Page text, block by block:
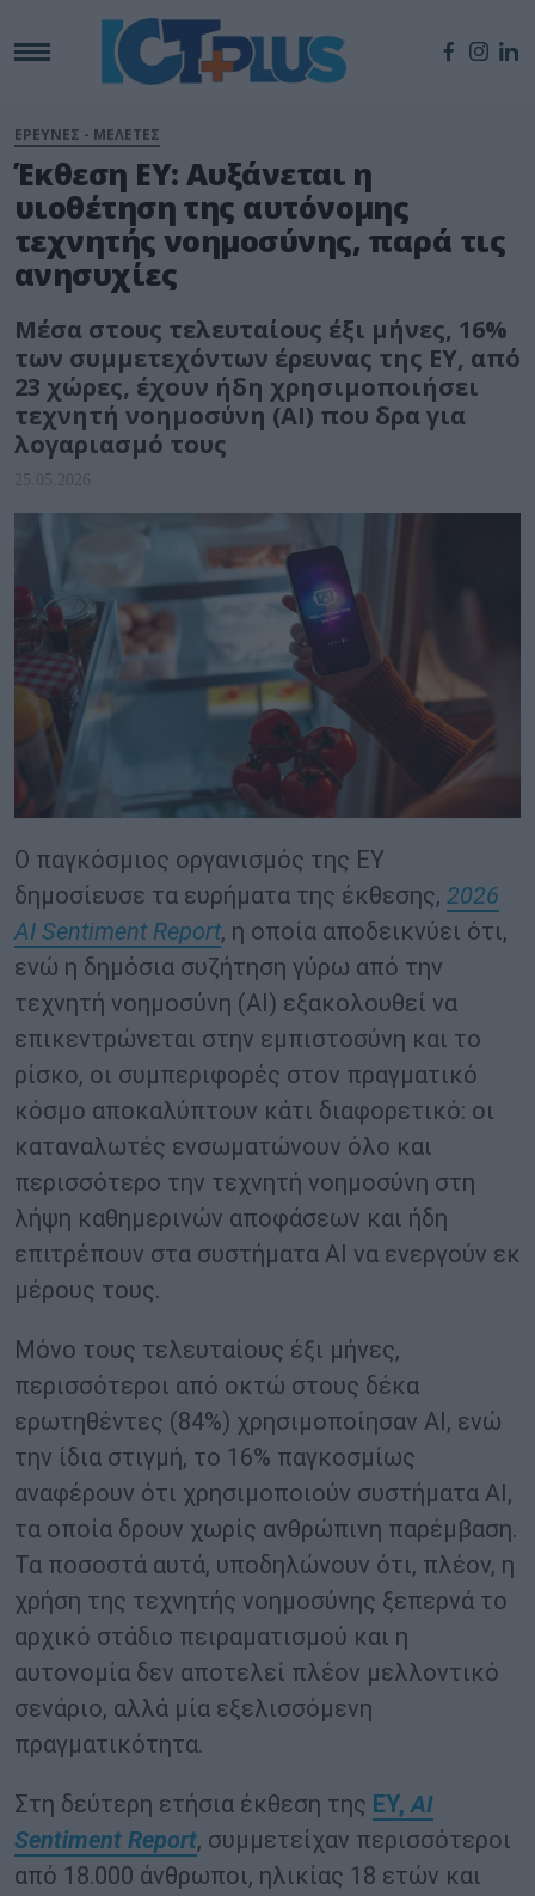
ΕΡΕΥΝΕΣ - ΜΕΛΕΤΕΣ
Έκθεση EY: Αυξάνεται η
υιοθέτηση της αυτόνομης
τεχνητής νοημοσύνης, παρά τις
ανησυχίες
Μέσα στους τελευταίους έξι μήνες, 16%
των συμμετεχόντων έρευνας της EY, από
23 χώρες, έχουν ήδη χρησιμοποιήσει
τεχνητή νοημοσύνη (AI) που δρα για
λογαριασμό τους
25.05.2026
Ο παγκόσμιος οργανισμός της EY
δημοσίευσε τα ευρήματα της έκθεσης, 2026
AI Sentiment Report, η οποία αποδεικνύει ότι,
ενώ η δημόσια συζήτηση γύρω από την
τεχνητή νοημοσύνη (AI) εξακολουθεί να
επικεντρώνεται στην εμπιστοσύνη και το
ρίσκο, οι συμπεριφορές στον πραγματικό
κόσμο αποκαλύπτουν κάτι διαφορετικό: οι
καταναλωτές ενσωματώνουν όλο και
περισσότερο την τεχνητή νοημοσύνη στη
λήψη καθημερινών αποφάσεων και ήδη
επιτρέπουν στα συστήματα AI να ενεργούν εκ
μέρους τους.
Μόνο τους τελευταίους έξι μήνες,
περισσότεροι από οκτώ στους δέκα
ερωτηθέντες (84%) χρησιμοποίησαν AI, ενώ
την ίδια στιγμή, το 16% παγκοσμίως
αναφέρουν ότι χρησιμοποιούν συστήματα AI,
τα οποία δρουν χωρίς ανθρώπινη παρέμβαση.
Τα ποσοστά αυτά, υποδηλώνουν ότι, πλέον, η
χρήση της τεχνητής νοημοσύνης ξεπερνά το
αρχικό στάδιο πειραματισμού και η
αυτονομία δεν αποτελεί πλέον μελλοντικό
σενάριο, αλλά μία εξελισσόμενη
πραγματικότητα.
Στη δεύτερη ετήσια έκθεση της EY,AI
Sentiment Report, συμμετείχαν περισσότεροι
από 18.000 άνθρωποι, ηλικίας 18 ετών και